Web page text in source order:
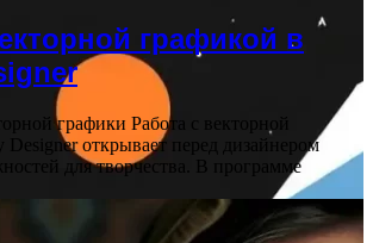
графикой в
графики Работа с векторной
открывает перед дизайнером
для творчества. В программе